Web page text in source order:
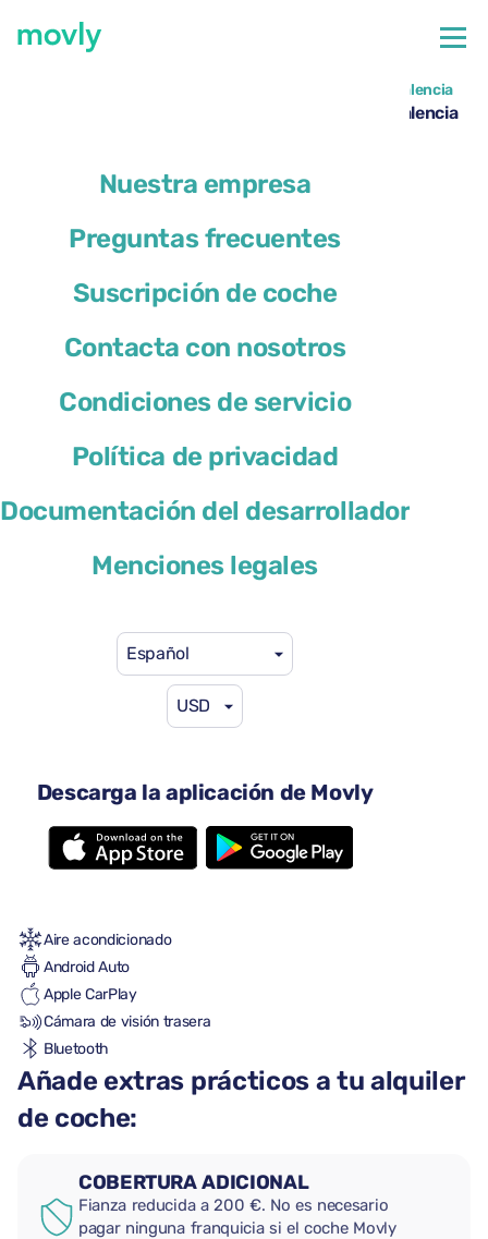
Nuestra empresa
Preguntas frecuentes
Suscripción de coche
Contacta con nosotros
Condiciones de servicio
Política de privacidad
Documentación del desarrollador
Menciones legales
Español
USD
Descarga la aplicación de Movly
Todos los coches disponibles en el aeropuerto de Valencia
Alquiler de Peugeot 308 en el Aeropuerto de Valencia
Peugeot 308
Transmisión automática
5 asientos
2 maletas grandes
Aire acondicionado
Android Auto
Apple CarPlay
Cámara de visión trasera
Bluetooth
Añade extras prácticos a tu alquiler
de coche:
COBERTURA ADICIONAL
Fianza reducida a 200 €. No es necesario
pagar ninguna franquicia si el coche Movly